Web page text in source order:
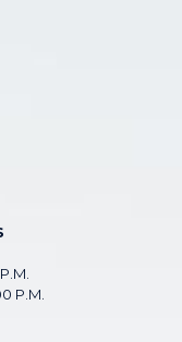
P.M.